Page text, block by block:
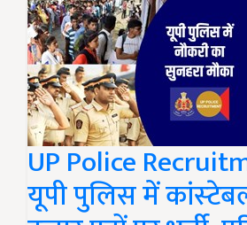
UP Police
यूपी पुलिस में